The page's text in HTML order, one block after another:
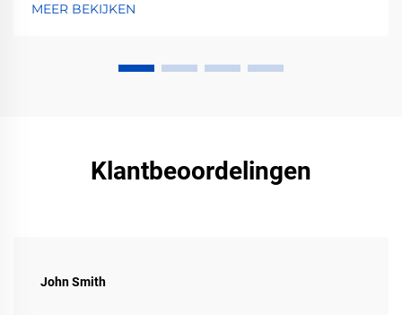
Bescherm nu jouw investering.
MEER BEKIJKEN
Klantbeoordelingen
John Smith